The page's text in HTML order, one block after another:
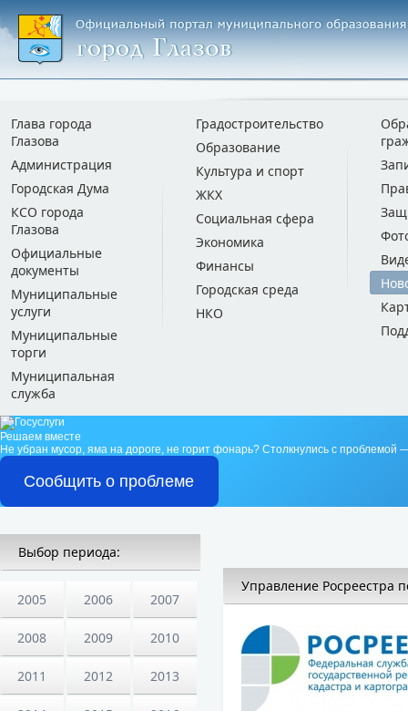
Глава города
Глазова
Администрация
Городская Дума
КСО города
Глазова
Официальные
документы
Муниципальные
услуги
Муниципальные
торги
Муниципальная
служба
Градостроительство
Образование
Культура и спорт
ЖКХ
Социальная сфера
Экономика
Финансы
Городская среда
НКО
Решаем вместе
Не убран мусор, яма на дороге, не горит фонарь? Столкнулись с проблемой
Сообщить о проблеме
Выбор периода:
2005 2006 2007
2008 2009 2010
2011 2012 2013
Управление Росреестра